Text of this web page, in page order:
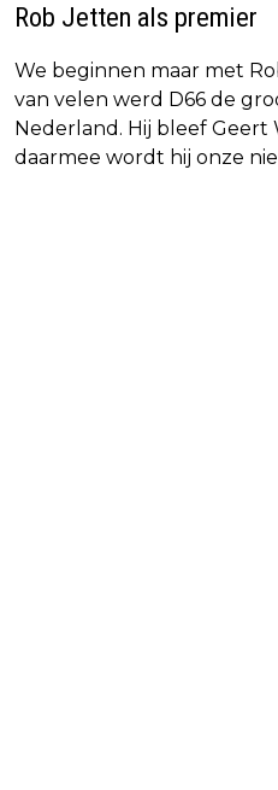
Rob Jetten als premier
We beginnen maar met
van velen werd D66 de
Nederland. Hij bleef Geert
daarmee wordt hij onze